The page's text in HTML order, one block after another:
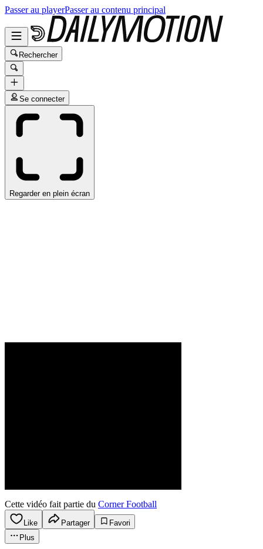
Passer au playerPasser au contenu principal
Rechercher
Se connecter
Regarder en plein écran
Cette vidéo fait partie du Corner Football
Like Partager
Favori
Plus